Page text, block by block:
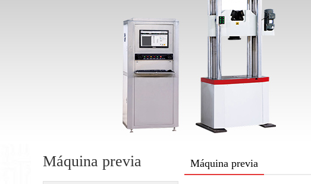
Máquina previa Máquina previa